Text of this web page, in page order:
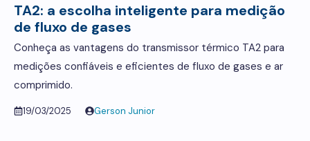
TA2: a escolha inteligente para medição
de fluxo de gases
Conheça as vantagens do transmissor térmico TA2 para
medições confiáveis e eficientes de fluxo de gases e ar
comprimido.
19/03/2025 Gerson Junior